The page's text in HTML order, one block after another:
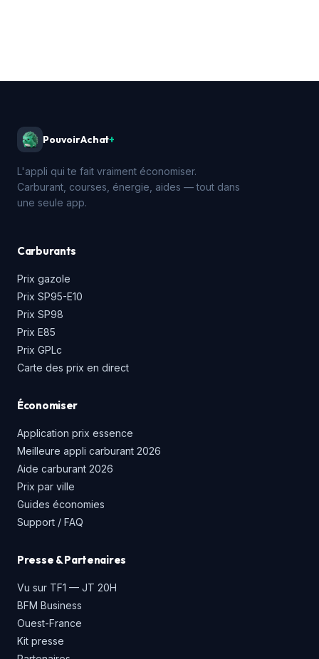
PouvoirAchat+
L'appli qui te fait vraiment économiser.
Carburant, courses, énergie, aides — tout dans
une seule app.
Carburants
Prix gazole
Prix SP95-E10
Prix SP98
Prix E85
Prix GPLc
Carte des prix en direct
Économiser
Application prix essence
Meilleure appli carburant 2026
Aide carburant 2026
Prix par ville
Guides économies
Support / FAQ
Presse & Partenaires
Vu sur TF1 — JT 20H
BFM Business
Ouest-France
Kit presse